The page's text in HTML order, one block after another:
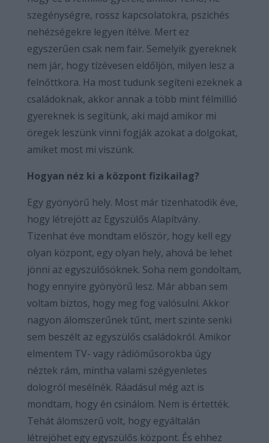
szegénységre, rossz kapcsolatokra, pszichés
nehézségekre legyen ítélve. Mert ez
egyszerűen csak nem fair. Semelyik gyereknek
nem jár, hogy tízévesen eldőljön, milyen lesz a
felnőttkora. Ha most tudunk segíteni ezeknek a
családoknak, akkor annak a több mint félmillió
gyereknek is segítünk, aki majd amikor mi
öregek leszünk vinni fogják azokat a dolgokat,
amiket most mi viszünk.
Hogyan néz ki a központ fizikailag?
Egy gyönyörű hely. Most már tizenhatodik éve,
hogy létrejött az Egyszülős Alapítvány.
Tizenhat éve mondtam először, hogy kell egy
olyan központ, egy olyan hely, ahová be lehet
jönni az egyszülősöknek. Soha nem gondoltam,
hogy ennyire gyönyörű lesz. Már abban sem
voltam biztos, hogy meg fog valósulni. Akkor
nagyon álomszerűnek tűnt, mert szinte senki
sem beszélt az egyszülős családokról. Amikor
elmentem TV- vagy rádióműsorokba úgy
néztek rám, mintha valami szégyenletes
dologról mesélnék. Ráadásul még azt is
mondtam, hogy én csinálom. Nem is értették.
Tehát álomszerű volt, hogy egyáltalán
létrejöhet egy egyszülős központ. És ehhez